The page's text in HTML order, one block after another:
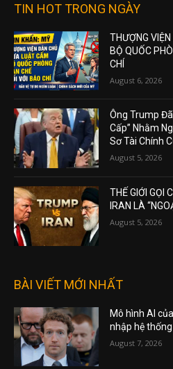
TIN HOT TRONG NGÀY
THƯỢNG
BỘ QUỐC
CHÍ
August 6, 2026
Ông Trump
Cấp” Nhằm
Sơ Tài Chính
August 5, 2026
THẾ GIỚI GỌI
IRAN LÀ
August 5, 2026
BÀI VIẾT MỚI NHẤT
Mô hình AI
nhập hệ
August 7, 2026